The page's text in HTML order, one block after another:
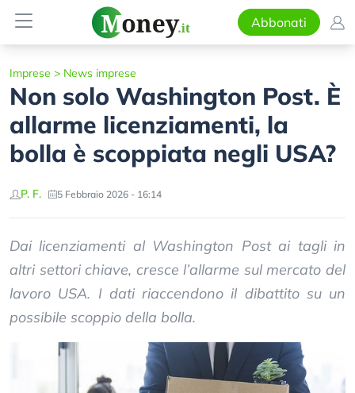
Abbonati
Imprese > News imprese
Non solo Washington Post. È
allarme licenziamenti, la
bolla è scoppiata negli USA?
P. F. 5 Febbraio 2026 - 16:14
Dai licenziamenti al Washington Post ai tagli in
altri settori chiave, cresce l’allarme sul mercato del
lavoro USA. I dati riaccendono il dibattito su un
possibile scoppio della bolla.